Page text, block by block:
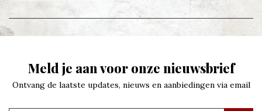
Meld je aan voor onze nieuwsbrief
Ontvang de laatste updates, nieuws en aanbiedingen via email